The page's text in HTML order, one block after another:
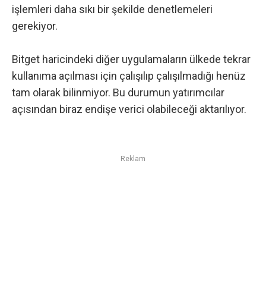
işlemleri daha sıkı bir şekilde denetlemeleri
gerekiyor.
Bitget haricindeki diğer uygulamaların ülkede tekrar
kullanıma açılması için çalışılıp çalışılmadığı henüz
tam olarak bilinmiyor. Bu durumun yatırımcılar
açısından biraz endişe verici olabileceği aktarılıyor.
Reklam